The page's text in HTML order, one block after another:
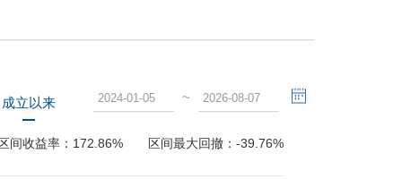
成立以来 ~
区间收益率： 172.86% 区间最大回撤：-39.76%